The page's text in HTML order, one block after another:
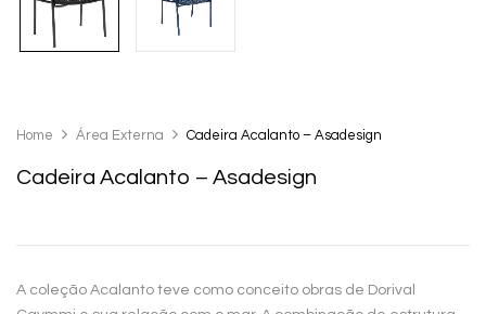
Home Área Externa Cadeira Acalanto – Asadesign
Cadeira Acalanto – Asadesign
A coleção Acalanto teve como conceito obras de Dorival